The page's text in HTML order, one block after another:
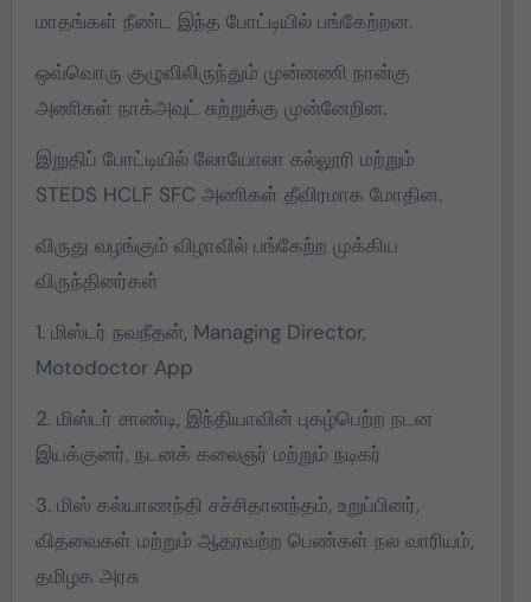
மாதங்கள் நீண்ட இந்த போட்டியில் பங்கேற்றன.
ஒவ்வொரு குழுவிலிருந்தும் முன்னணி நான்கு
அணிகள் நாக்அவுட் சுற்றுக்கு முன்னேறின.
இறுதிப் போட்டியில் லோயோலா கல்லூரி மற்றும்
STEDS HCLF SFC அணிகள் தீவிரமாக மோதின.
விருது வழங்கும் விழாவில் பங்கேற்ற முக்கிய
விருந்தினர்கள்
1. மிஸ்டர் நவநீதன், Managing Director,
Motodoctor App
2. மிஸ்டர் சாண்டி, இந்தியாவின் புகழ்பெற்ற நடன
இயக்குனர், நடனக் கலைஞர் மற்றும் நடிகர்
3. மிஸ் கல்யாணந்தி சச்சிதானந்தம், உறுப்பினர்,
விதவைகள் மற்றும் ஆதரவற்ற பெண்கள் நல வாரியம்,
தமிழக அரசு